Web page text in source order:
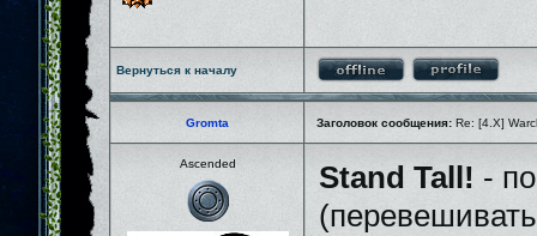
Вернуться к началу
Gromta Заголовок сообщения: Re: [4.X]
Ascended Stand Tall! -